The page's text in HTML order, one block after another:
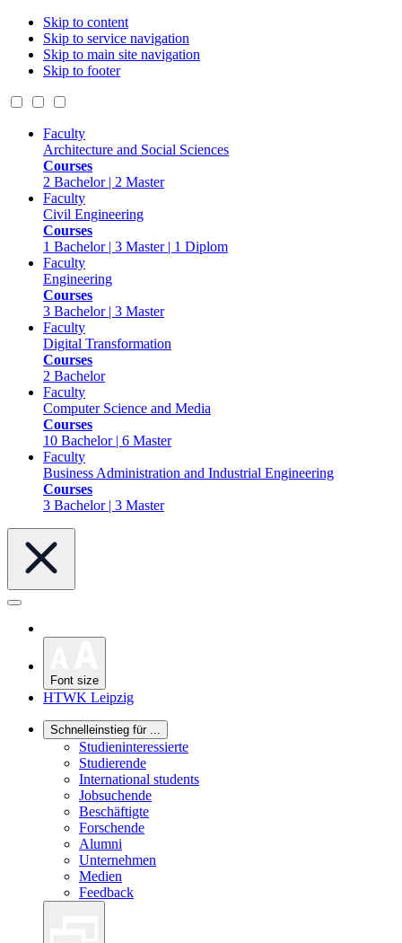
Skip to content
Skip to service navigation
Skip to main site navigation
Skip to footer
Faculty
Architecture and Social Sciences
Courses
2 Bachelor | 2 Master
Faculty
Civil Engineering
Courses
1 Bachelor | 3 Master | 1 Diplom
Faculty
Engineering
Courses
3 Bachelor | 3 Master
Faculty
Digital Transformation
Courses
2 Bachelor
Faculty
Computer Science and Media
Courses
10 Bachelor | 6 Master
Faculty
Business Administration and Industrial Engineering
Courses
3 Bachelor | 3 Master
Font size
HTWK Leipzig
Schnelleinstieg für ...
Studieninteressierte
Studierende
International students
Jobsuchende
Beschäftigte
Forschende
Alumni
Unternehmen
Medien
Feedback